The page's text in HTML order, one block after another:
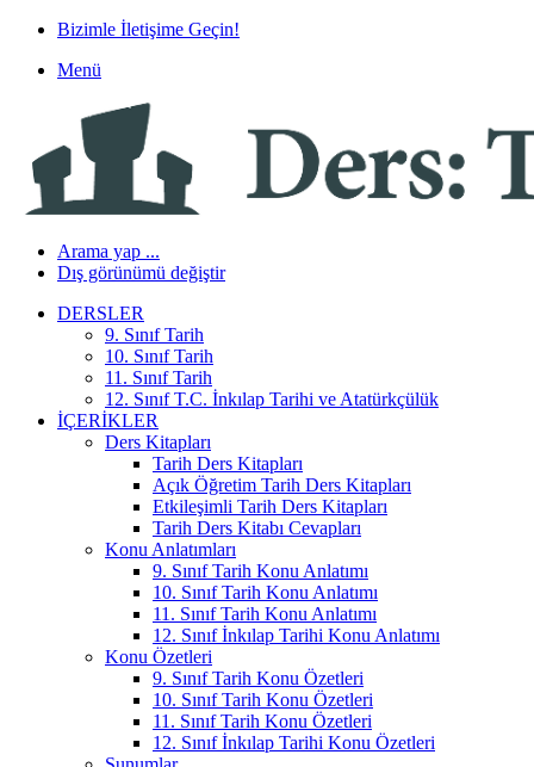
Bizimle İletişime Geçin!
Menü
Arama yap ...
Dış görünümü değiştir
DERSLER
9. Sınıf Tarih
10. Sınıf Tarih
11. Sınıf Tarih
12. Sınıf T.C. İnkılap Tarihi ve Atatürkçülük
İÇERIKLER
Ders Kitapları
Tarih Ders Kitapları
Açık Öğretim Tarih Ders Kitapları
Etkileşimli Tarih Ders Kitapları
Tarih Ders Kitabı Cevapları
Konu Anlatımları
9. Sınıf Tarih Konu Anlatımı
10. Sınıf Tarih Konu Anlatımı
11. Sınıf Tarih Konu Anlatımı
12. Sınıf İnkılap Tarihi Konu Anlatımı
Konu Özetleri
9. Sınıf Tarih Konu Özetleri
10. Sınıf Tarih Konu Özetleri
11. Sınıf Tarih Konu Özetleri
12. Sınıf İnkılap Tarihi Konu Özetleri